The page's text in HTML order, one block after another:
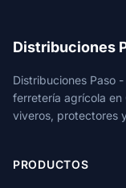
Distribuciones
Distribuciones Paso
ferretería agrícola en
viveros, protectores
PRODUCTOS